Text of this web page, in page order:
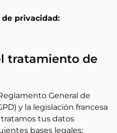
privacidad:
tratamiento de
General de
y la legislación francesa
tus datos
bases legales: